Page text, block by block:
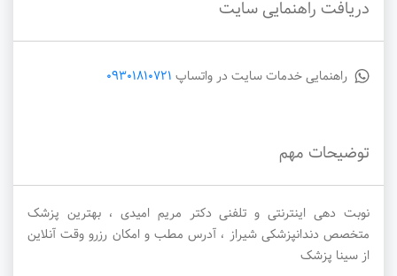
دریافت راهنمایی سایت
راهنمایی خدمات سایت در واتساپ 09301810721
توضیحات مهم
نوبت دهی اینترنتی و تلفنی دکتر مریم امیدی ، بهترین پزشک
متخصص دندانپزشکی شیراز ، آدرس مطب و امکان رزرو وقت آنلاین
از سینا پزشک